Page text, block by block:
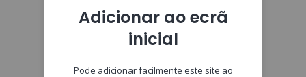
Adicionar ao ecrã
inicial
Pode adicionar facilmente este site ao